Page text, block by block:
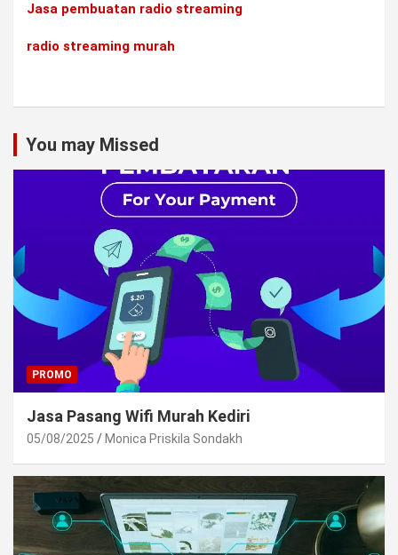
Jasa pembuatan radio streaming
radio streaming murah
You may Missed
PROMO
Jasa Pasang Wifi Murah Kediri
05/08/2025 Monica Priskila Sondakh